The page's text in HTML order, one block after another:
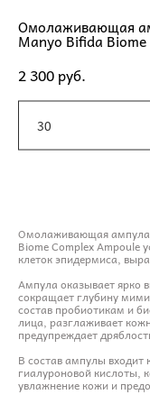
Омолаживающая
Manyo Bifida
2 300 pуб.
30
Омолаживающая ампула
Biome Complex Ampoule
клеток эпидермиса,
Ампула оказывает ярко
сокращает глубину
состав пробиотикам и
лица, разглаживает
предупреждает
В состав ампулы входит
гиалуроновой кислоты,
увлажнение кожи и